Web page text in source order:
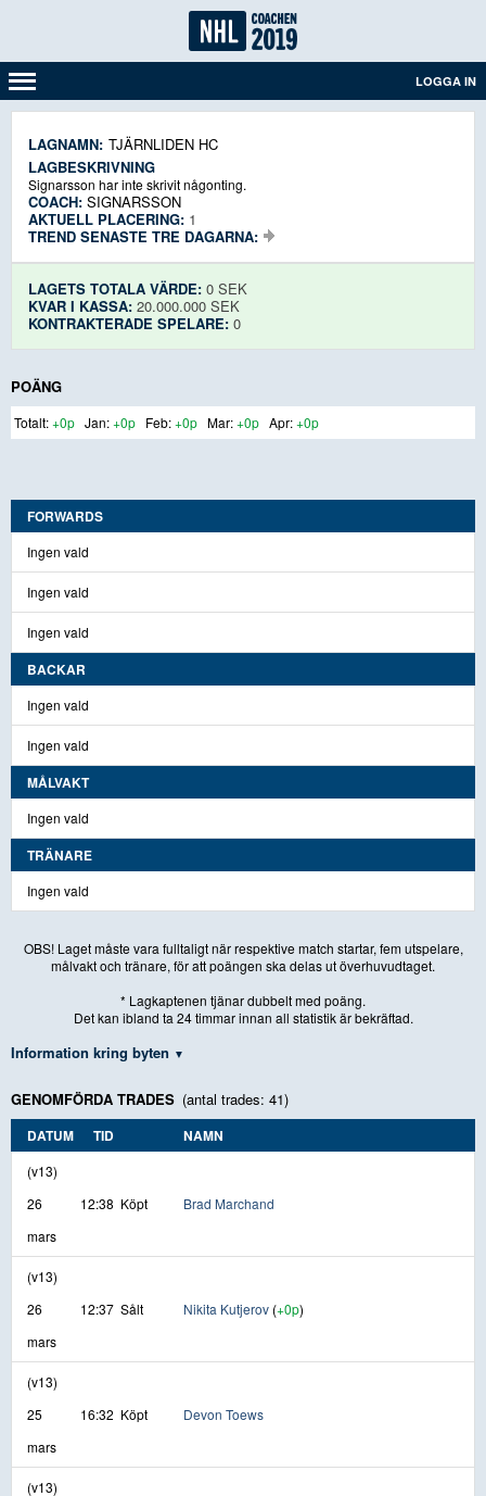
LOGGA IN
LAGNAMN: TJÄRNLIDEN HC
LAGBESKRIVNING
Signarsson har inte skrivit någonting.
COACH: SIGNARSSON
AKTUELL PLACERING: 1
TREND SENASTE TRE DAGARNA:
LAGETS TOTALA VÄRDE: 0 SEK
KVAR I KASSA: 20.000.000 SEK
KONTRAKTERADE SPELARE: 0
POÄNG
+0p +0p +0p +0p +0p
FORWARDS
Ingen vald
Ingen vald
Ingen vald
BACKAR
Ingen vald
Ingen vald
MÅLVAKT
Ingen vald
TRÄNARE
Ingen vald
OBS! Laget måste vara fulltaligt när respektive match startar, fem utspelare,
målvakt och tränare, för att poängen ska delas ut överhuvudtaget.
* Lagkaptenen tjänar dubbelt med poäng.
Det kan ibland ta 24 timmar innan all statistik är bekräftad.
Information kring byten
GENOMFÖRDA TRADES (antal trades: 41)
DATUM TID NAMN
(v13)
26
mars
12:38 Köpt Brad Marchand
(v13)
26
mars
12:37 Sålt Nikita Kutjerov (+0p)
(v13)
25
mars
16:32 Köpt Devon Toews
(v13)